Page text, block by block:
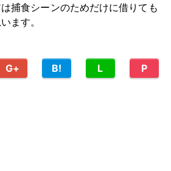
捕食シーンのためだけに借りても
ます。
G+ B! L P